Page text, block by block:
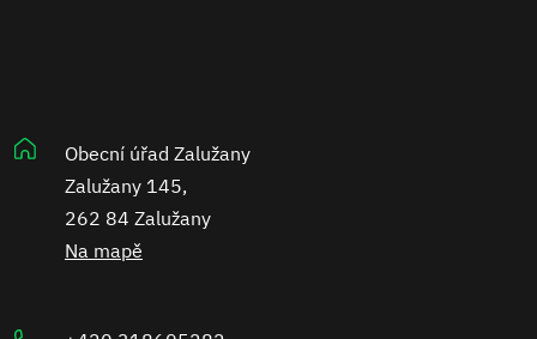
Obecní úřad Zalužany
Zalužany 145,
262 84 Zalužany
Na mapě